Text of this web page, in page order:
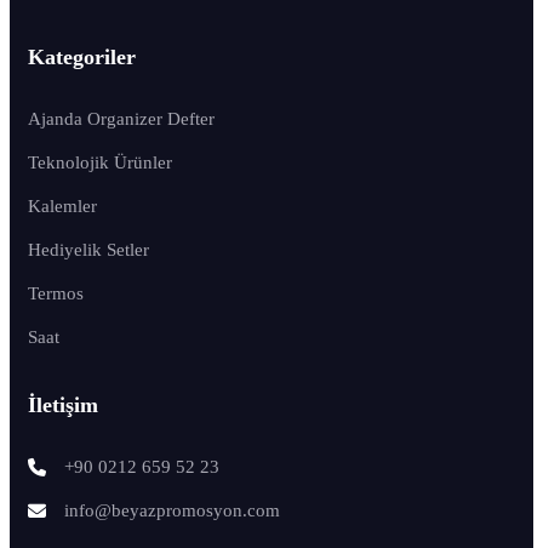
Kategoriler
Ajanda Organizer Defter
Teknolojik Ürünler
Kalemler
Hediyelik Setler
Termos
Saat
İletişim
+90 0212 659 52 23
info@beyazpromosyon.com